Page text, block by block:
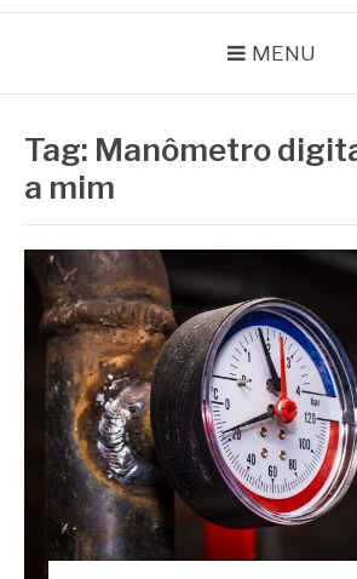
MENU
Tag: Manômetro
a mim